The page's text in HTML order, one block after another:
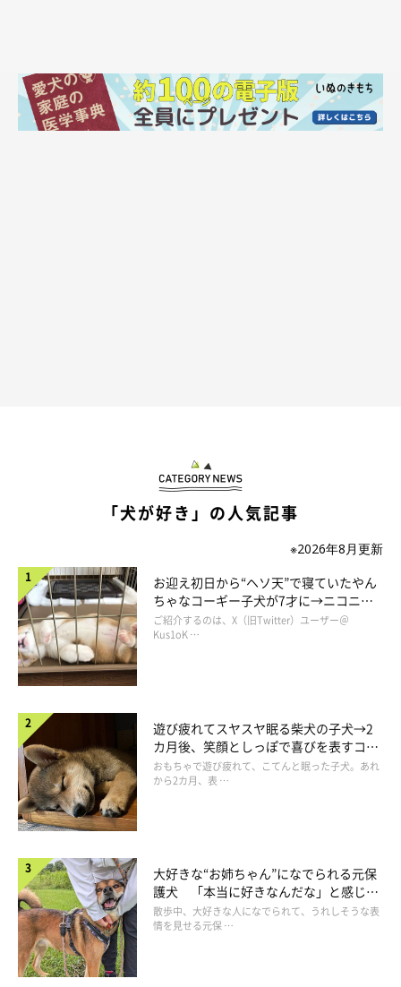
「帰ってきてくれて嬉しいワン！」
＠momotaec
しっぽを振りまくって再会を喜ぶさくちゃんに、飼い主さんたち
きなんだね！
「犬が好き」の人気記事
※2026年8月更新
お迎え初日から“ヘソ天”で寝ていたやん
ちゃなコーギー子犬が7才に→ニコニ
コ“コーギースマイル”が魅力のコに成
長！
ご紹介するのは、X（旧Twitter）ユーザー＠
Kus1oK …
遊び疲れてスヤスヤ眠る柴犬の子犬→2
カ月後、笑顔としっぽで喜びを表すコに
成長！
おもちゃで遊び疲れて、こてんと眠った子犬。あれ
から2カ月、表 …
大好きな“お姉ちゃん”になでられる元保
護犬 「本当に好きなんだな」と感じる
表情にほっこり
散歩中、大好きな人になでられて、うれしそうな表
情を見せる元保 …